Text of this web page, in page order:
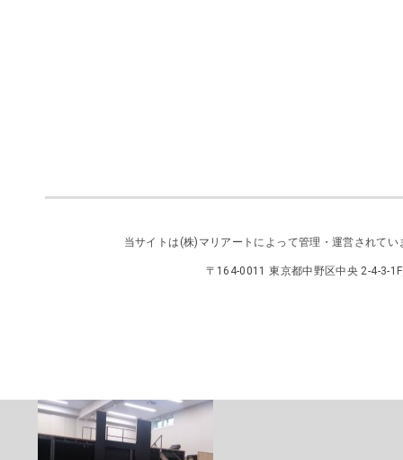
当サイトは (株)マリアート によって管理・運営されて
〒164-0011 東京都中野区中央 2-4-